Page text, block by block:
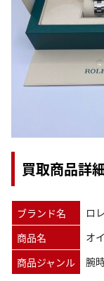
買取商品詳
ブランド名
ロ
商品名
オ
商品ジャンル
腕